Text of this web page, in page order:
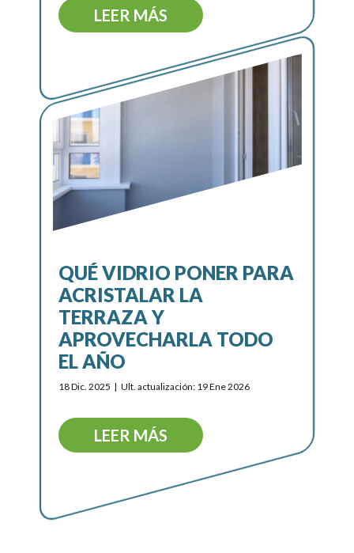
LEER MÁS
QUÉ VIDRIO PONER PARA
ACRISTALAR LA
TERRAZA Y
APROVECHARLA TODO
EL AÑO
18 Dic. 2025 Ult. actualización: 19 Ene 2026
LEER MÁS